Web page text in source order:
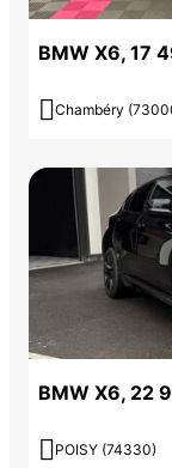
BMW X6, 17
 Chambéry
BMW X6, 22
 POISY (74330)